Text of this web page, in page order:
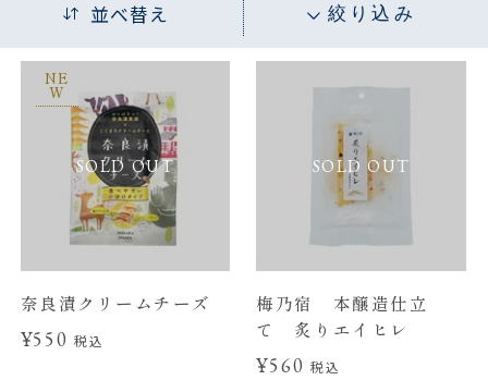
並べ替え 絞り込み
SOLD OUT
NE
W
奈良漬クリームチーズ
¥550税込
SOLD OUT
梅乃宿 本醸造仕立
て 炙りエイヒレ
¥560税込